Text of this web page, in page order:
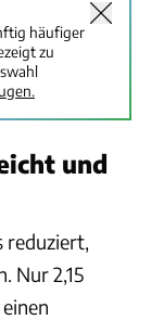
häufiger
zu
und
reduziert,
Nur 2,15